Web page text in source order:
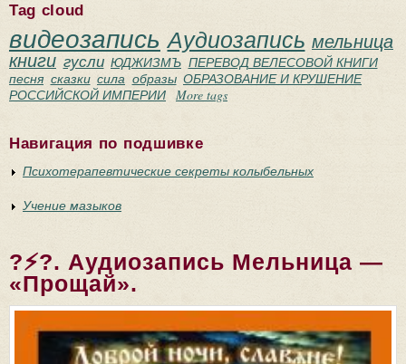
Tag cloud
видеозапись Аудиозапись мельница
книги гусли ЮДЖИЗМЪ ПЕРЕВОД ВЕЛЕСОВОЙ КНИГИ
песня сказки сила образы ОБРАЗОВАНИЕ И КРУШЕНИЕ
РОССИЙСКОЙ ИМПЕРИИ More tags
Навигация по подшивке
Психотерапевтические секреты колыбельных
Учение мазыков
?⚡?. Аудиозапись Мельница —
«Прощай».